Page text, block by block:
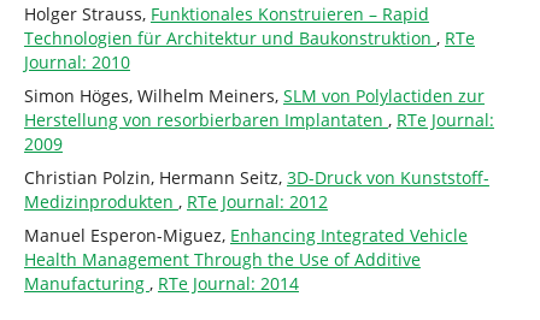
Holger Strauss, Funktionales Konstruieren – Rapid
Technologien für Architektur und Baukonstruktion , RTe
Journal: 2010
Simon Höges, Wilhelm Meiners, SLM von Polylactiden zur
Herstellung von resorbierbaren Implantaten , RTe Journal:
2009
Christian Polzin, Hermann Seitz, 3D-Druck von Kunststoff-
Medizinprodukten , RTe Journal: 2012
Manuel Esperon-Miguez, Enhancing Integrated Vehicle
Health Management Through the Use of Additive
Manufacturing , RTe Journal: 2014